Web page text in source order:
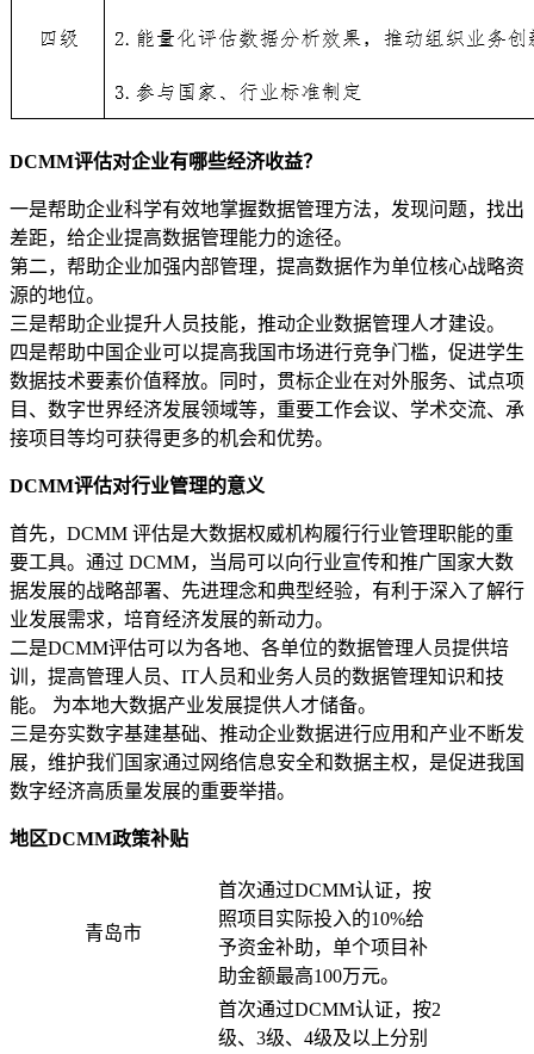
DCMM评估对企业有哪些经济收益？
一是帮助企业科学有效地掌握数据管理方法，发现问题，找出
差距，给企业提高数据管理能力的途径。
第二，帮助企业加强内部管理，提高数据作为单位核心战略资
源的地位。
三是帮助企业提升人员技能，推动企业数据管理人才建设。
四是帮助中国企业可以提高我国市场进行竞争门槛，促进学生
数据技术要素价值释放。同时，贯标企业在对外服务、试点项
目、数字世界经济发展领域等，重要工作会议、学术交流、承
接项目等均可获得更多的机会和优势。
DCMM评估对行业管理的意义
首先，DCMM 评估是大数据权威机构履行行业管理职能的重
要工具。通过 DCMM，当局可以向行业宣传和推广国家大数
据发展的战略部署、先进理念和典型经验，有利于深入了解行
业发展需求，培育经济发展的新动力。
二是DCMM评估可以为各地、各单位的数据管理人员提供培
训，提高管理人员、IT人员和业务人员的数据管理知识和技
能。 为本地大数据产业发展提供人才储备。
三是夯实数字基建基础、推动企业数据进行应用和产业不断发
展，维护我们国家通过网络信息安全和数据主权，是促进我国
数字经济高质量发展的重要举措。
地区DCMM政策补贴
青岛市
首次通过DCMM认证，按
照项目实际投入的10%给
予资金补助，单个项目补
助金额最高100万元。
首次通过DCMM认证，按2
级、3级、4级及以上分别